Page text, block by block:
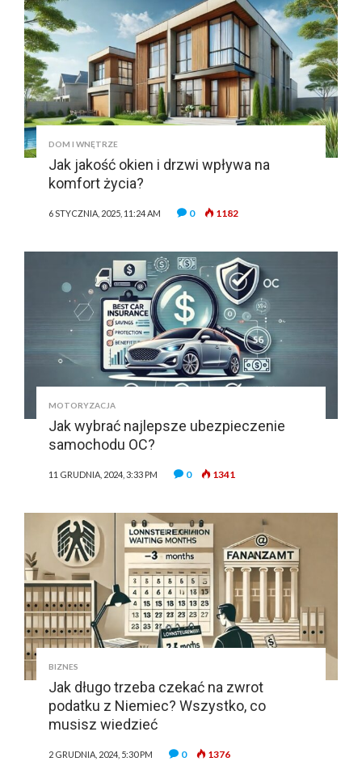
DOM I WNĘTRZE
Jak jakość okien i drzwi wpływa na
komfort życia?
6 STYCZNIA, 2025, 11:24 AM 0 1182
MOTORYZACJA
Jak wybrać najlepsze ubezpieczenie
samochodu OC?
11 GRUDNIA, 2024, 3:33 PM 0 1341
BIZNES
Jak długo trzeba czekać na zwrot
podatku z Niemiec? Wszystko, co
musisz wiedzieć
2 GRUDNIA, 2024, 5:30 PM 0 1376